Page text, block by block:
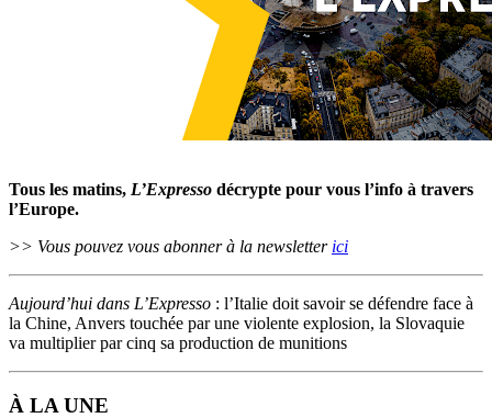
Tous les matins, L’Expresso décrypte pour vous l’info à travers
l’Europe.
>> Vous pouvez vous abonner à la newsletter ici
Aujourd’hui dans L’Expresso : l’Italie doit savoir se défendre face à
la Chine, Anvers touchée par une violente explosion, la Slovaquie
va multiplier par cinq sa production de munitions
À LA UNE